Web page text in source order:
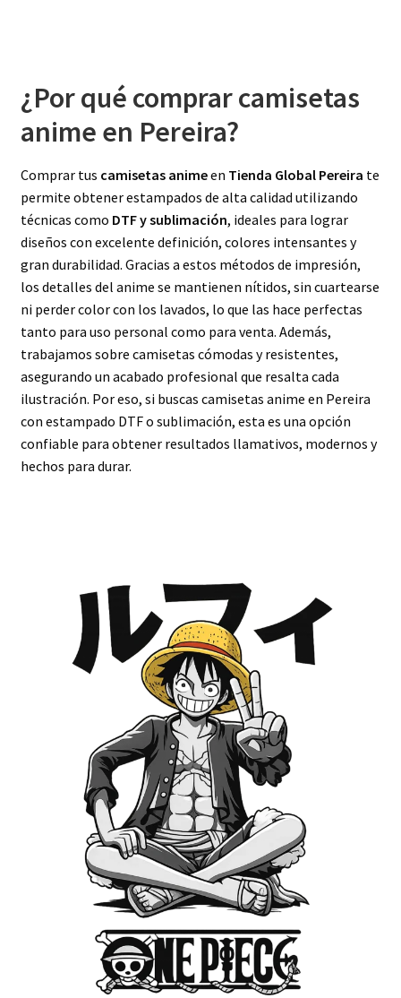
¿Por qué comprar camisetas
anime en Pereira?
Comprar tus camisetas animeen Tienda Global Pereira te
permite obtener estampados de alta calidad utilizando
técnicas como DTF y sublimación, ideales para lograr
diseños con excelente definición, colores intensantes y
gran durabilidad. Gracias a estos métodos de impresión,
los detalles del anime se mantienen nítidos, sin cuartearse
ni perder color con los lavados, lo que las hace perfectas
tanto para uso personal como para venta. Además,
trabajamos sobre camisetas cómodas y resistentes,
asegurando un acabado profesional que resalta cada
ilustración. Por eso, si buscas camisetas anime en Pereira
con estampado DTF o sublimación, esta es una opción
confiable para obtener resultados llamativos, modernos y
hechos para durar.